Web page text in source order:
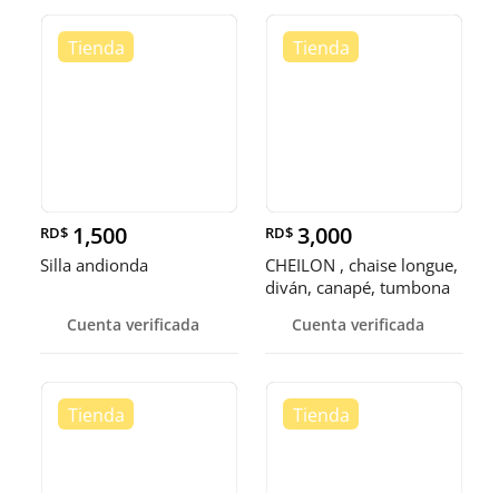
RD$ 1,500
Silla andionda
Cuenta verificada
RD$ 3,000
CHEILON , chaise longue,
diván, canapé, tumbona
Cuenta verificada